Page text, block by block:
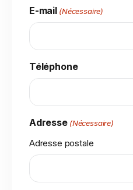
E-mail (Nécessaire)
Téléphone
Adresse (Nécessaire)
Adresse postale